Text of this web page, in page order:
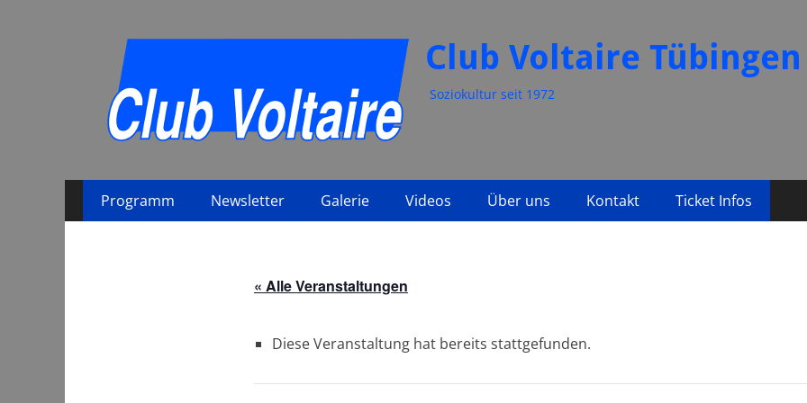
Club Voltaire Tübingen
Soziokultur seit 1972
Primäres
Menü
Inhalt
Programm Newsletter Galerie Videos Über uns Kontakt Ticket Infos
« Alle Veranstaltungen
Diese Veranstaltung hat bereits stattgefunden.